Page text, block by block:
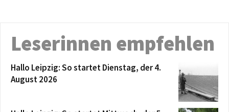
Leserinnen empfehlen
Hallo Leipzig: So startet Dienstag, der 4.
August 2026